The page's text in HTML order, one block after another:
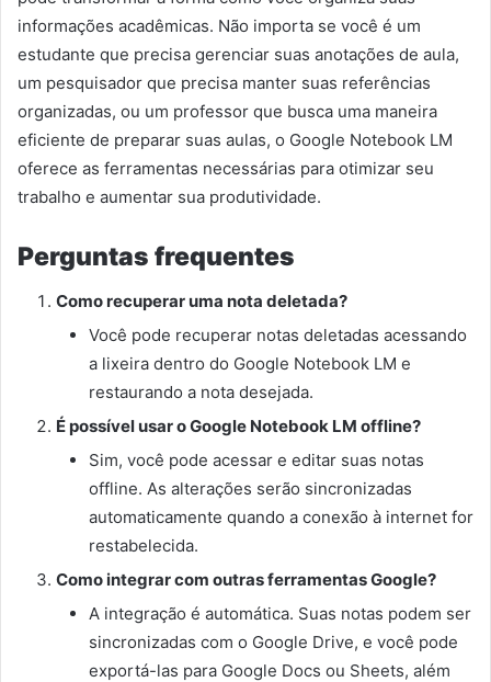
informações acadêmicas. Não importa se você é um
estudante que precisa gerenciar suas anotações de aula,
um pesquisador que precisa manter suas referências
organizadas, ou um professor que busca uma maneira
eficiente de preparar suas aulas, o Google Notebook LM
oferece as ferramentas necessárias para otimizar seu
trabalho e aumentar sua produtividade.
Perguntas frequentes
Como recuperar uma nota deletada?
Você pode recuperar notas deletadas acessando
a lixeira dentro do Google Notebook LM e
restaurando a nota desejada.
É possível usar o Google Notebook LM offline?
Sim, você pode acessar e editar suas notas
offline. As alterações serão sincronizadas
automaticamente quando a conexão à internet for
restabelecida.
Como integrar com outras ferramentas Google?
A integração é automática. Suas notas podem ser
sincronizadas com o Google Drive, e você pode
exportá-las para Google Docs ou Sheets, além